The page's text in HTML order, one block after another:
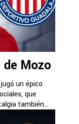
Mozo
un épico
que
también...